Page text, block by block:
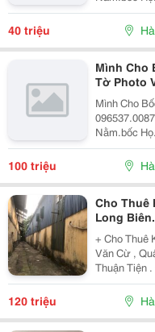
40 triệu
Mình Cho
Tờ Photo
Mình Cho
Nằm.bốc
100 triệu
Cho Thuê
Long
+ Cho Thuê
Văn Cừ ,
Thuận Tiện .
Tích Kho ,
Tường
120 triệu